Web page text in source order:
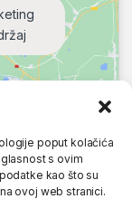
poput kolačića
s ovim
kao što su
ovoj web stranici.